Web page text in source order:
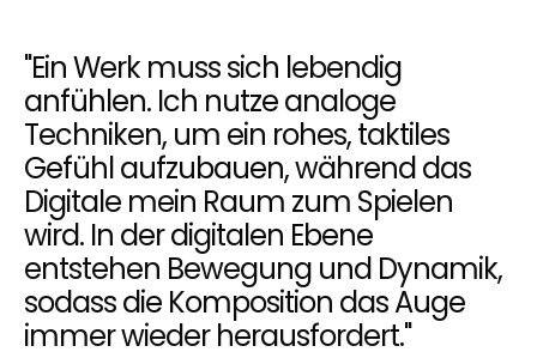
"Ein Werk muss sich lebendig
anfühlen. Ich nutze analoge
Techniken, um ein rohes, taktiles
Gefühl aufzubauen, während das
Digitale mein Raum zum Spielen
wird. In der digitalen Ebene
entstehen Bewegung und Dynamik,
sodass die Komposition das Auge
immer wieder herausfordert."